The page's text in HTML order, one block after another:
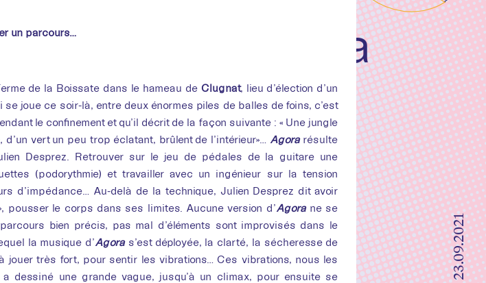
Le Bruit de la
musique
Aventures
sonores
23.09.2021
un parcours…
de la Boissate dans le hameau deClugnat, lieu d’élection d’un
se joue ce soir-là, entre deux énormes piles de balles de foins, c’est
le confinement et qu’il décrit de la façon suivante : « Une jungle
vert un peu trop éclatant, brûlent de l’intérieur»… Agorarésulte
Desprez. Retrouver sur le jeu de pédales de la guitare une
(podorythmie) et travailler avec un ingénieur sur la tension
d’impédance… Au-delà de la technique, Julien Desprez dit avoir
pousser le corps dans ses limites. Aucune version d’Agorane se
bien précis, pas mal d’éléments sont improvisés dans le
la musique d’Agoras’est déployée, la clarté, la sécheresse de
jouer très fort, pour sentir les vibrations… Ces vibrations, nous les
dessiné une grande vague, jusqu’à un climax, pour ensuite se